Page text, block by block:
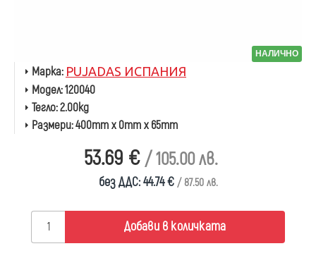
НАЛИЧНО
53.69 € / 105.00 лв.
без ДДС: 44.74 € / 87.50 лв.
Марка: PUJADAS ИСПАНИЯ
Модел:120040
Тегло:2.00kg
Размери:400mm x 0mm x 65mm
Добави в количката